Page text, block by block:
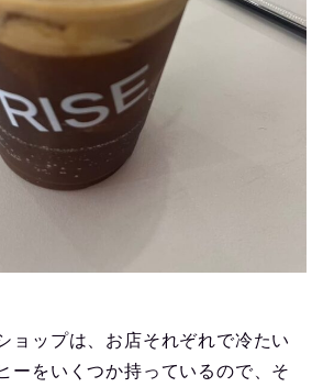
ョップは、お店それぞれで冷たい
ーをいくつか持っているので、そ